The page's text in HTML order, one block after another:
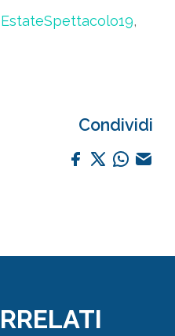
EstateSpettacolo19,
Condividi